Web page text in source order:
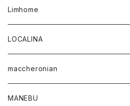
タンクトップ
Tシャツ
セーター
シャツ
スカート
パンツ
レディース
アウター
カットソー
トップス
シャツ
カーディガン
Limhome
LOCALINA
ロングスリーブテーシャツ
maccheronian
靴
MANEBU